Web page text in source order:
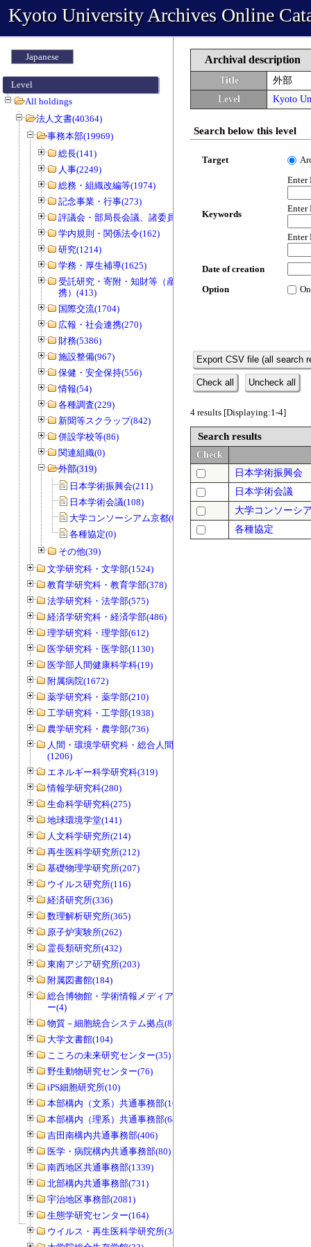
Kyoto University Archives Online
Japanese
Level
All holdings
法人文書(40364)
事務本部(19969)
総長(141)
人事(2249)
総務・組織改編等(1974)
記念事業・行事(273)
評議会・部局長会議、諸委員会等(1466)
学内規則・関係法令(162)
研究(1214)
学務・厚生補導(1625)
受託研究・寄附・知財等（産官学連
携）(413)
国際交流(1704)
広報・社会連携(270)
財務(5386)
施設整備(967)
保健・安全保持(556)
情報(54)
各種調査(229)
新聞等スクラップ(842)
併設学校等(86)
関連組織(0)
外部(319)
日本学術振興会(211)
日本学術会議(108)
大学コンソーシアム京都(0)
各種協定(0)
その他(39)
文学研究科・文学部(1524)
教育学研究科・教育学部(378)
法学研究科・法学部(575)
経済学研究科・経済学部(486)
理学研究科・理学部(612)
医学研究科・医学部(1130)
医学部人間健康科学科(19)
附属病院(1672)
薬学研究科・薬学部(210)
工学研究科・工学部(1938)
農学研究科・農学部(736)
人間・環境学研究科・総合人間学部
(1206)
エネルギー科学研究科(319)
情報学研究科(280)
生命科学研究科(275)
地球環境学堂(141)
人文科学研究所(214)
再生医科学研究所(212)
基礎物理学研究所(207)
ウイルス研究所(116)
経済研究所(336)
数理解析研究所(365)
原子炉実験所(262)
霊長類研究所(432)
東南アジア研究所(203)
附属図書館(184)
総合博物館・学術情報メディアセンタ
ー(4)
物質－細胞統合システム拠点(8)
大学文書館(104)
こころの未来研究センター(35)
野生動物研究センター(76)
iPS細胞研究所(10)
本部構内（文系）共通事務部(165)
本部構内（理系）共通事務部(646)
吉田南構内共通事務部(406)
医学・病院構内共通事務部(80)
南西地区共通事務部(1339)
北部構内共通事務部(731)
宇治地区事務部(2081)
生態学研究センター(164)
ウイルス・再生医科学研究所(34)
Archival description
Title
外部
Level
Kyoto
Search below this level
Target
Keywords
Enter
Enter
Enter
Date of creation
Option
Export CSV file (all search
Check all Uncheck all
4 results [Displaying:1-4]
Search results
Check
日本学術振興会
日本学術会議
大学コンソーシ
各種協定